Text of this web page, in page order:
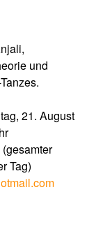
und
21. August
Tag)